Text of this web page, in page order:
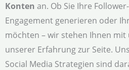
Konten an. Ob Sie Ihre
Engagement generieren oder
möchten – wir stehen Ihnen
unserer Erfahrung zur Seite.
Social Media Strategien sind